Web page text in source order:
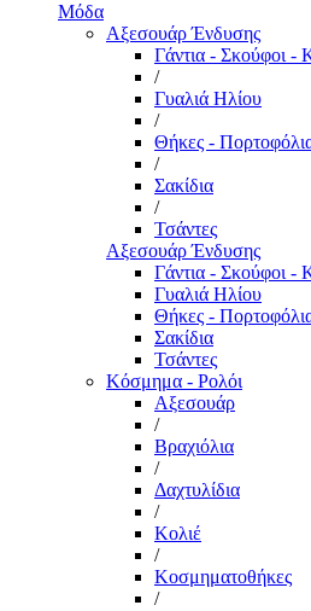
Μόδα
Αξεσουάρ Ένδυσης
Γάντια - Σκούφοι -
/
Γυαλιά Ηλίου
/
Θήκες -
/
Σακίδια
/
Τσάντες
Αξεσουάρ Ένδυσης
Γάντια - Σκούφοι -
Γυαλιά Ηλίου
Θήκες -
Σακίδια
Τσάντες
Κόσμημα - Ρολόι
Αξεσουάρ
/
Βραχιόλια
/
Δαχτυλίδια
/
Κολιέ
/
Κοσμηματοθήκες
/